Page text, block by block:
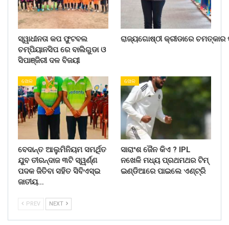
ସ୍ୱାଧୀନତା କପ ଫୁଟବଲ
ଚମ୍ପିୟାନସିପ ରେ ବାଲିଗୁଡା ଓ
ସିପାଞ୍ଜିରୀ ଦଳ ବିଜୟୀ
ରାଜ୍ୟଗୋଷ୍ଠୀ କ୍ରୀଡାରେ
ଖେଳ
ବେଦାନ୍ତ ଆଲୁମିନିୟମ ସମର୍ଥିତ
ଯୁବ ତୀରନ୍ଦାଜ ୩ଟି ସ୍ୱର୍ଣ୍ଣ
ପଦକ ଜିତିବା ସହିତ ସିବିଏସ୍ଇ
ଜାତୀୟ…
ଖେଳ
ସାରାଂଶ ଜୈନ କିଏ ? IPL
ନଖେଳି ମଧ୍ୟ ପ୍ରଥମଥର ଟିମ୍
ଇଣ୍ଡିଆରେ ପାଇଲେ ଏଣ୍ଟ୍ରି
PREV NEXT